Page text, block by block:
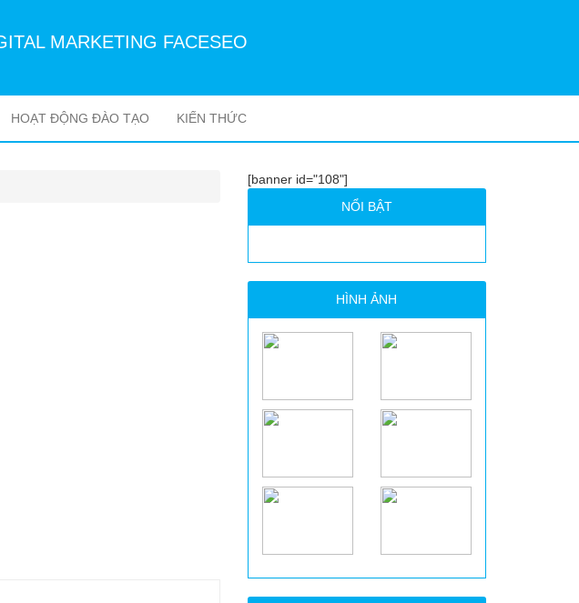
MARKETING FACESEO
HOẠT ĐỘNG ĐÀO TẠO KIẾN THỨC
[banner id="108"]
NỔI BẬT
HÌNH ẢNH